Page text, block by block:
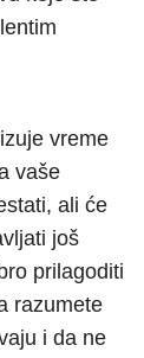
vreme
vaše
ali će
još
prilagoditi
razumete
i da ne